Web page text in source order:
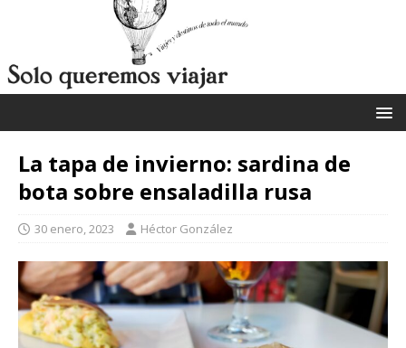
La tapa de invierno: sardina de
bota sobre ensaladilla rusa
30 enero, 2023 Héctor González